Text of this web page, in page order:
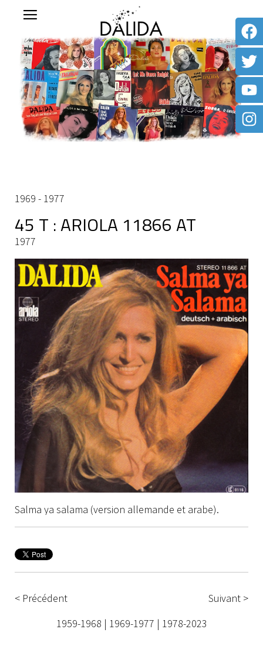
1969 - 1977
45 T : ARIOLA 11866 AT
1977
Salma ya salama (version allemande et arabe).
< Précédent
Suivant >
1959-1968 | 1969-1977 | 1978-2023